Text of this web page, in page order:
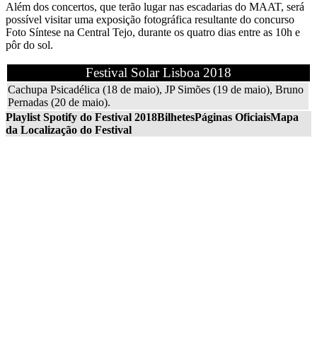
Além dos concertos, que terão lugar nas escadarias do MAAT, será
possível visitar uma exposição fotográfica resultante do concurso
Foto Síntese na Central Tejo, durante os quatro dias entre as 10h e
pôr do sol.
Festival Solar Lisboa 2018
Cachupa Psicadélica (18 de maio), JP Simões (19 de maio), Bruno
Pernadas (20 de maio).
Playlist Spotify do Festival 2018BilhetesPáginas OficiaisMapa
da Localização do Festival